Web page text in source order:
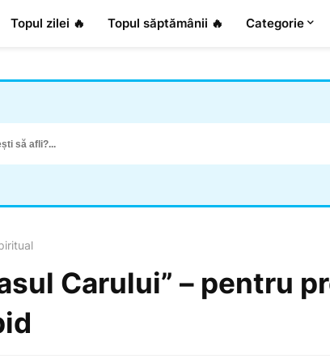
Topul zilei 🔥 Topul săptămânii 🔥 Categorie
Carului” – pentru